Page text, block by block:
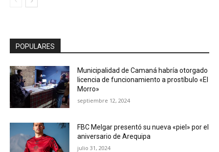
POPULARES
Municipalidad de Camaná habría otorgado
licencia de funcionamiento a prostíbulo «El
Morro»
septiembre 12, 2024
FBC Melgar presentó su nueva «piel» por el
aniversario de Arequipa
julio 31, 2024